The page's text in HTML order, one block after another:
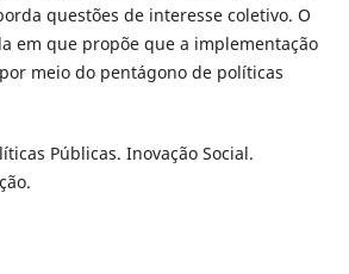
questões de interesse coletivo. O
em que propõe que a implementação
meio do pentágono de políticas
Públicas. Inovação Social.